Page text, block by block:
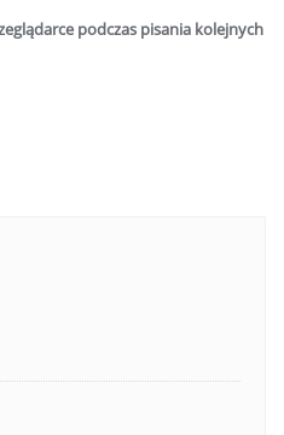
podczas pisania kolejnych